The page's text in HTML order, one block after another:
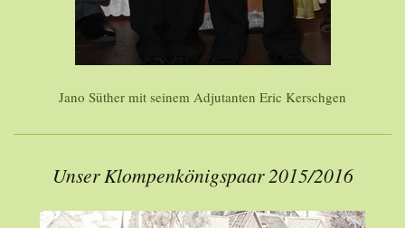
Jano Süther mit seinem Adjutanten Eric Kerschgen
Unser Klompenkönigspaar 2015/2016